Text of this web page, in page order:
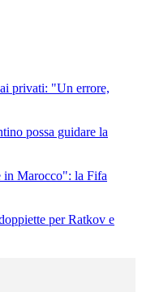
privati: "Un errore,
possa guidare la
in Marocco": la Fifa
per Ratkov e